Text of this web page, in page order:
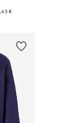
€